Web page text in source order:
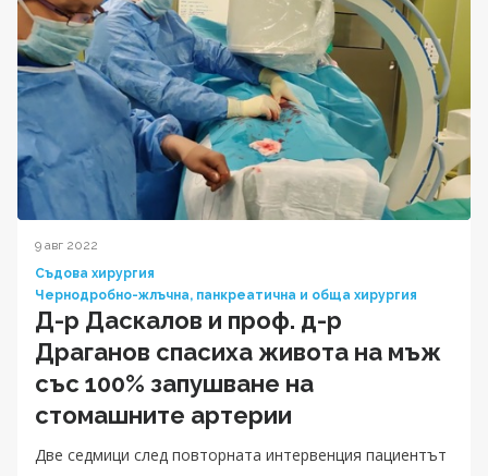
9 авг 2022
Съдова хирургия
Чернодробно-жлъчна, панкреатична и обща хирургия
Д-р Даскалов и проф. д-р
Драганов спасиха живота на мъж
със 100% запушване на
стомашните артерии
Две седмици след повторната интервенция пациентът